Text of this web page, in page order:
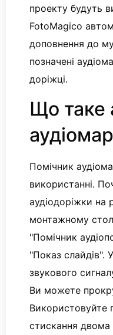
проекту будуть
FotoMagico
доповнення до
позначені
доріжці.
Що таке
Помічник
використанні.
аудіодоріжки на
монтажному
"Помічник
"Показ слайдів".
звукового
Ви можете
Використовуйте
стискання двома